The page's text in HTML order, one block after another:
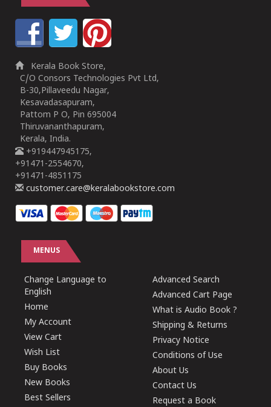
Kerala Book Store,
C/O Consors Technologies Pvt Ltd,
B-30,Pillaveedu Nagar,
Kesavadasapuram,
Pattom P O, Pin 695004
Thiruvananthapuram,
Kerala, India.
+919447945175,
+91471-2554670,
+91471-4851175
customer.care@keralabookstore.com
MENUS
Change Language to
English
Home
My Account
View Cart
Wish List
Buy Books
New Books
Best Sellers
Advanced Search
Advanced Cart Page
What is Audio Book ?
Shipping & Returns
Privacy Notice
Conditions of Use
About Us
Contact Us
Request a Book